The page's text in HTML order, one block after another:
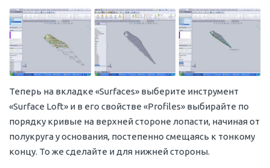
Теперь на вкладке «Surfaces» выберите инструмент
«Surface Loft» и в его свойстве «Profiles» выбирайте по
порядку кривые на верхней стороне лопасти, начиная от
полукруга у основания, постепенно смещаясь к тонкому
концу. То же сделайте и для нижней стороны.